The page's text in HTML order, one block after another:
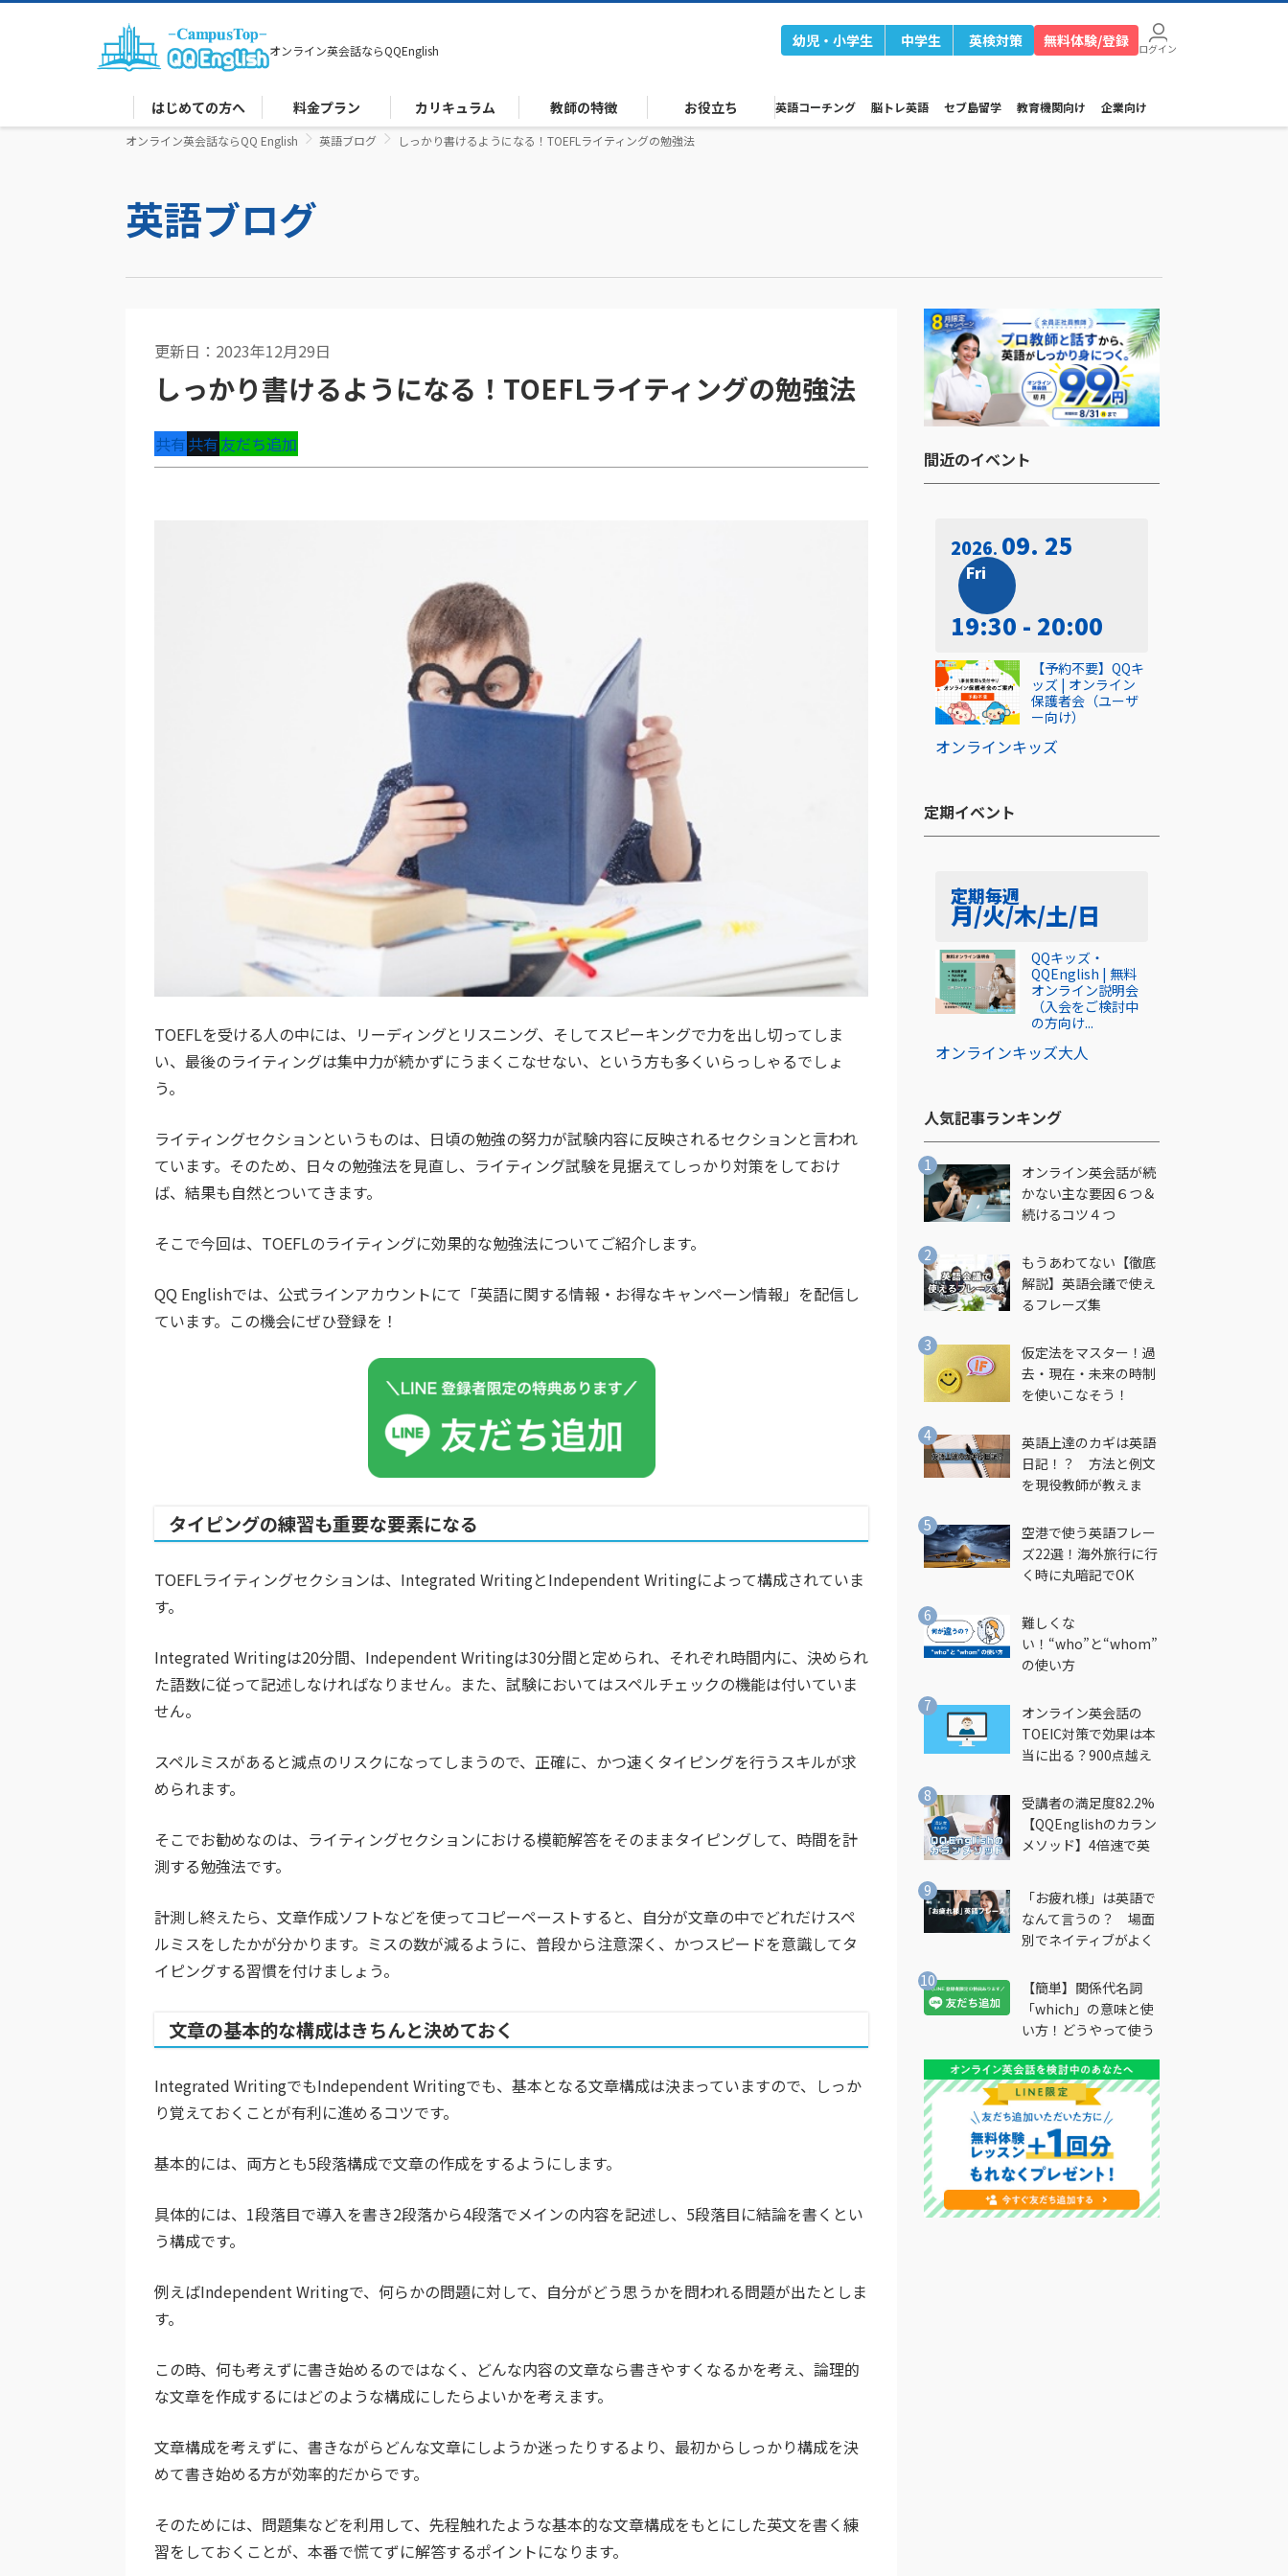
オンライン英会話ならQQEnglish
幼児・小学生 中学生 英検対策 無料体験/登録 ログイン
はじめての方へ 料金プラン カリキュラム 教師の特徴 お役立ち 英語コーチング 脳トレ英語 セブ島留学 教育機関向け 企業向け
オンライン英会話ならQQ English 英語ブログ しっかり書けるようになる！TOEFLライティングの勉強法
英語ブログ
更新日：2023年12月29日
しっかり書けるようになる！TOEFLライティングの勉強法
共有共有友だち追加
TOEFLを受ける人の中には、リーディングとリスニング、そしてスピーキングで力を出し切ってしま
い、最後のライティングは集中力が続かずにうまくこなせない、という方も多くいらっしゃるでしょ
う。
ライティングセクションというものは、日頃の勉強の努力が試験内容に反映されるセクションと言われ
ています。そのため、日々の勉強法を見直し、ライティング試験を見据えてしっかり対策をしておけ
ば、結果も自然とついてきます。
そこで今回は、TOEFLのライティングに効果的な勉強法についてご紹介します。
QQ Englishでは、公式ラインアカウントにて「英語に関する情報・お得なキャンペーン情報」を配信し
ています。この機会にぜひ登録を！
タイピングの練習も重要な要素になる
TOEFLライティングセクションは、Integrated WritingとIndependent Writingによって構成されていま
す。
Integrated Writingは20分間、Independent Writingは30分間と定められ、それぞれ時間内に、決められ
た語数に従って記述しなければなりません。また、試験においてはスペルチェックの機能は付いていま
せん。
スペルミスがあると減点のリスクになってしまうので、正確に、かつ速くタイピングを行うスキルが求
められます。
そこでお勧めなのは、ライティングセクションにおける模範解答をそのままタイピングして、時間を計
測する勉強法です。
計測し終えたら、文章作成ソフトなどを使ってコピーペーストすると、自分が文章の中でどれだけスペ
ルミスをしたかが分かります。ミスの数が減るように、普段から注意深く、かつスピードを意識してタ
イピングする習慣を付けましょう。
文章の基本的な構成はきちんと決めておく
Integrated WritingでもIndependent Writingでも、基本となる文章構成は決まっていますので、しっか
り覚えておくことが有利に進めるコツです。
基本的には、両方とも5段落構成で文章の作成をするようにします。
具体的には、1段落目で導入を書き2段落から4段落でメインの内容を記述し、5段落目に結論を書くとい
う構成です。
例えばIndependent Writingで、何らかの問題に対して、自分がどう思うかを問われる問題が出たとしま
す。
この時、何も考えずに書き始めるのではなく、どんな内容の文章なら書きやすくなるかを考え、論理的
な文章を作成するにはどのような構成にしたらよいかを考えます。
文章構成を考えずに、書きながらどんな文章にしようか迷ったりするより、最初からしっかり構成を決
めて書き始める方が効率的だからです。
そのためには、問題集などを利用して、先程触れたような基本的な文章構成をもとにした英文を書く練
習をしておくことが、本番で慌てずに解答するポイントになります。
間近のイベント​
2026 09. 25
Fri
19:30 - 20:00
オンラインキッズ
【予約不要】QQキ
ッズ | オンライン
保護者会（ユーザ
ー向け）
定期イベント​
定期毎週
月/火/木/土/日
オンラインキッズ大人
QQキッズ・
QQEnglish | 無料
オンライン説明会
（入会をご検討中
の方向け...
人気記事ランキング​
オンライン英会話が続
かない主な要因６つ＆
続けるコツ４つ
もうあわてない【徹底
解説】英語会議で使え
るフレーズ集
仮定法をマスター！過
去・現在・未来の時制
を使いこなそう！
英語上達のカギは英語
日記！？ 方法と例文
を現役教師が教えま
空港で使う英語フレー
ズ22選！海外旅行に行
く時に丸暗記でOK
難しくな
い！“who”と“whom”
の使い方
オンライン英会話の
TOEIC対策で効果は本
当に出る？900点越え
受講者の満足度82.2%
【QQEnglishのカラン
メソッド】4倍速で英
法とは？
「お疲れ様」は英語で
なんて言うの？ 場面
別でネイティブがよく
説
【簡単】関係代名詞
「which」の意味と使
い方！どうやって使う